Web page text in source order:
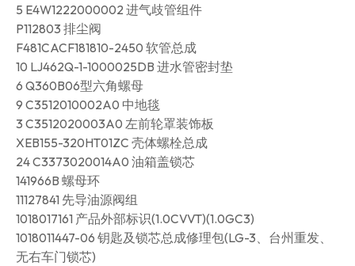
5 E4W1222000002 进气歧管组件
P112803 排尘阀
F481CACF181810-2450 软管总成
10 LJ462Q-1-1000025DB 进水管密封垫
6 Q360B06型六角螺母
9 C3512010002A0 中地毯
3 C3512020003A0 左前轮罩装饰板
XEB155-320HT01ZC 壳体螺栓总成
24 C3373020014A0 油箱盖锁芯
141966B 螺母环
11127841 先导油源阀组
1018017161 产品外部标识(1.0CVVT)(1.0GC3)
1018011447-06 钥匙及锁芯总成修理包(LG-3、台州重发、
无右车门锁芯)